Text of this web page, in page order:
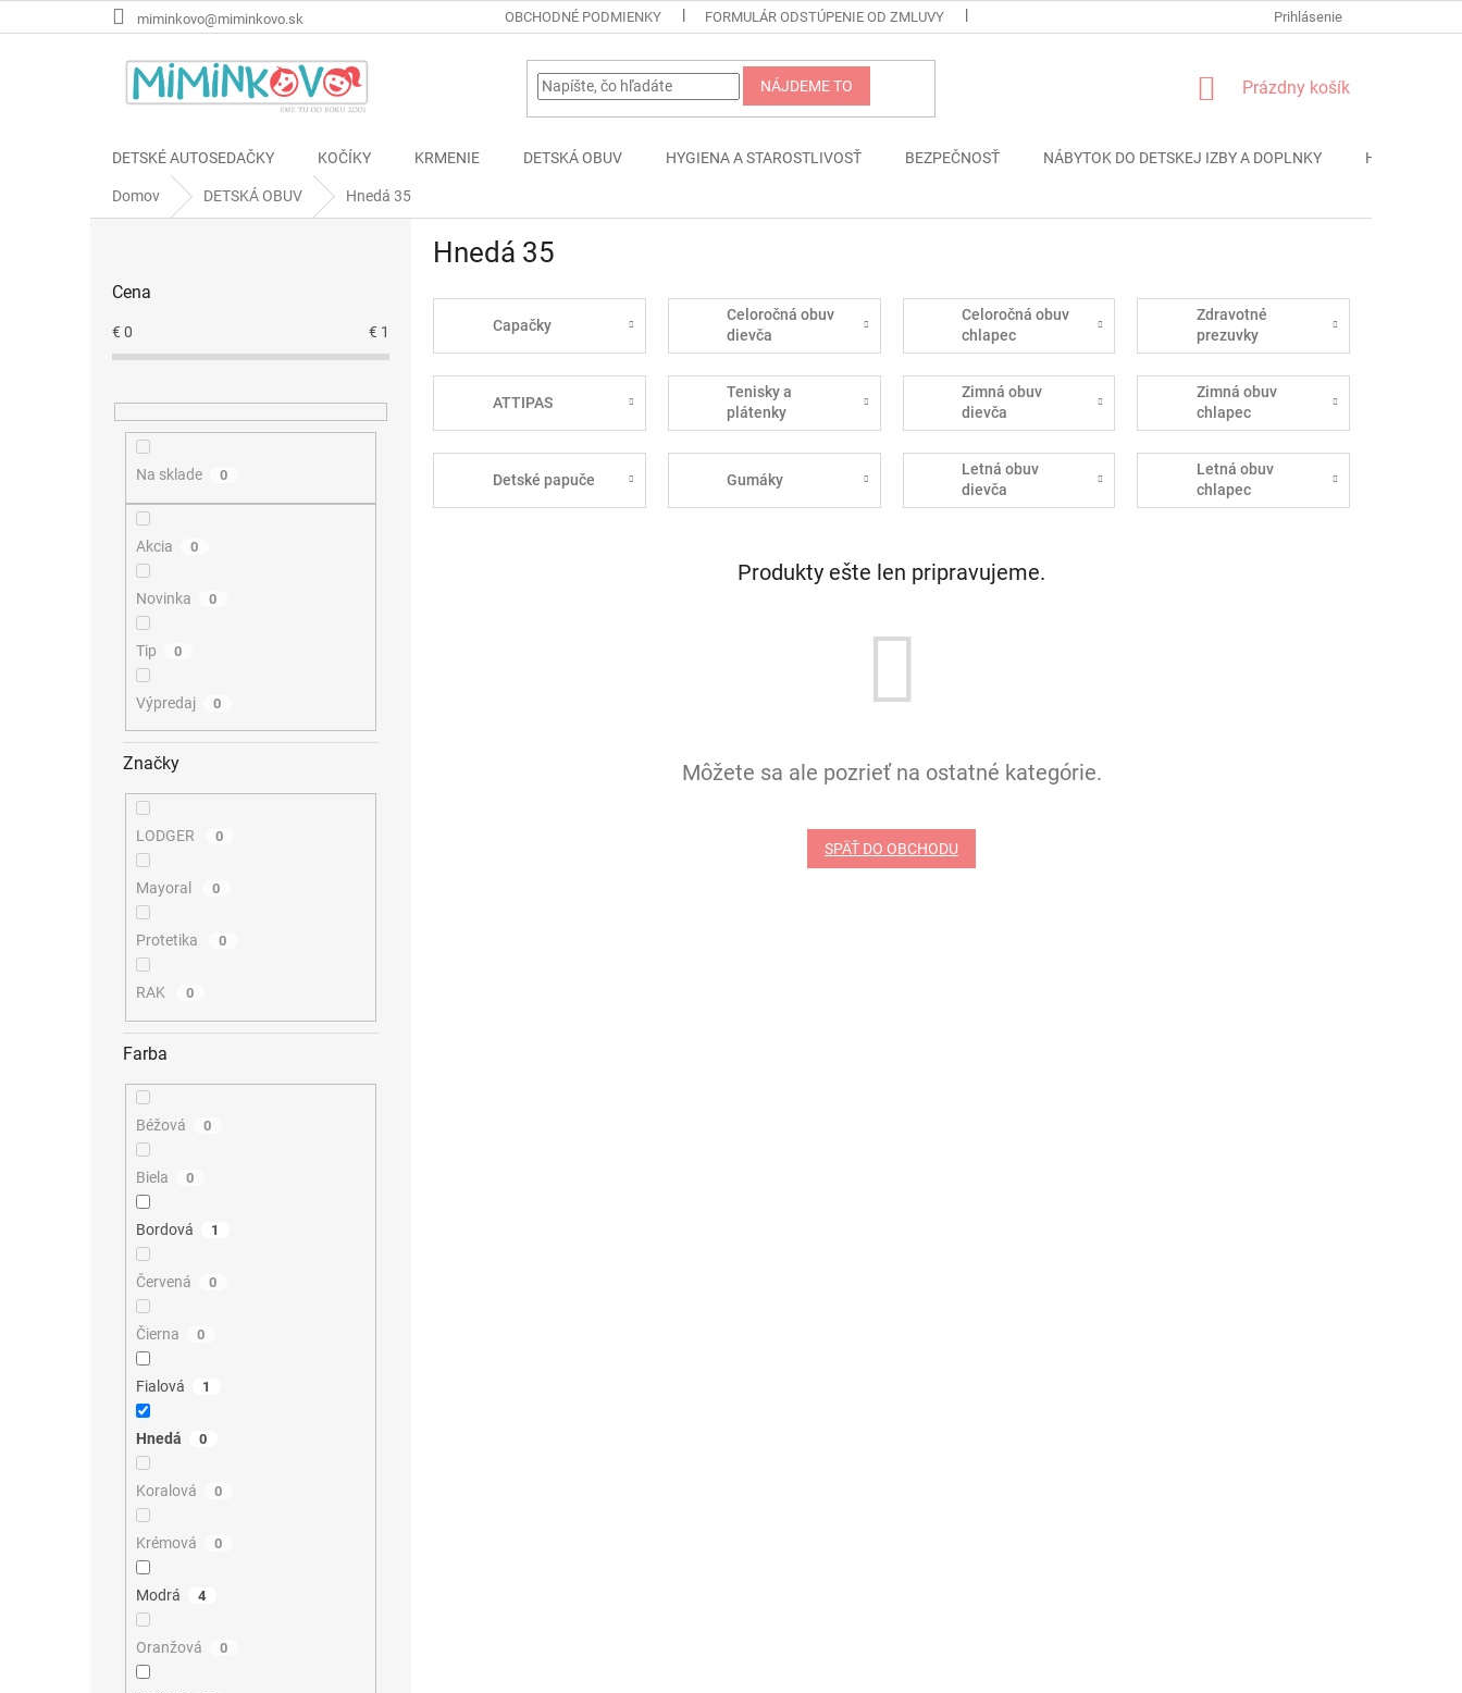
na
miminkovo@miminkovo.sk OBCHODNÉ PODMIENKY FORMULÁR ODSTÚPENIE OD ZMLUVY PODMIENKY OCHRANY OSOBNÝCH
Prihlásenie
NÁJDEME TO
NÁKUPNÝ
Prázdny košík
DETSKÉ AUTOSEDAČKY KOČÍKY KRMENIE DETSKÁ OBUV HYGIENA A STAROSTLIVOSŤ BEZPEČNOSŤ NÁBYTOK DO DETSKEJ IZBY A DOPLNKY HRAČKY
Domov DETSKÁ OBUV Hnedá 35
Cena
€ 0 € 1
Na sklade 0
Akcia 0
Novinka 0
Tip 0
Výpredaj 0
Značky
LODGER 0
Mayoral 0
Protetika 0
RAK 0
Farba
Béžová 0
Biela 0
Bordová 1
Červená 0
Čierna 0
Fialová 1
Hnedá 0
Koralová 0
Krémová 0
Modrá 4
Oranžová 0
Hnedá 35
Capačky
Celoročná obuv
dievča
Celoročná obuv
chlapec
Zdravotné
prezuvky
ATTIPAS
Tenisky a
plátenky
Zimná obuv
dievča
Zimná obuv
chlapec
Detské papuče Gumáky
Letná obuv
dievča
Letná obuv
chlapec
Produkty ešte len pripravujeme.
Môžete sa ale pozrieť na ostatné kategórie.
SPÄŤ DO OBCHODU